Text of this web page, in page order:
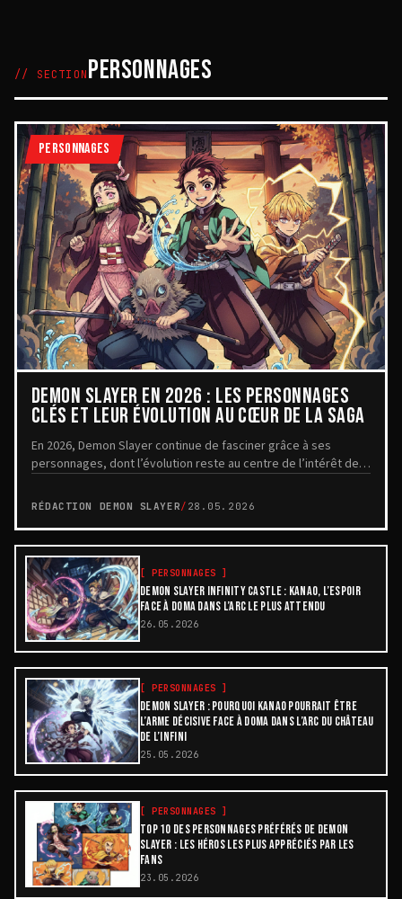
// SECTIONPERSONNAGES
PERSONNAGES
DEMON SLAYER EN 2026 : LES PERSONNAGES
CLÉS ET LEUR ÉVOLUTION AU CŒUR DE LA SAGA
En 2026, Demon Slayer continue de fasciner grâce à ses
personnages, dont l’évolution reste au centre de l’intérêt des
RÉDACTION DEMON SLAYER/ 28.05.2026
[ PERSONNAGES ]
DEMON SLAYER INFINITY CASTLE : KANAO, L’ESPOIR
FACE À DOMA DANS L’ARC LE PLUS ATTENDU
26.05.2026
[ PERSONNAGES ]
DEMON SLAYER : POURQUOI KANAO POURRAIT ÊTRE
L’ARME DÉCISIVE FACE À DOMA DANS L’ARC DU CHÂTEAU
DE L’INFINI
25.05.2026
[ PERSONNAGES ]
TOP 10 DES PERSONNAGES PRÉFÉRÉS DE DEMON
SLAYER : LES HÉROS LES PLUS APPRÉCIÉS PAR LES
FANS
23.05.2026